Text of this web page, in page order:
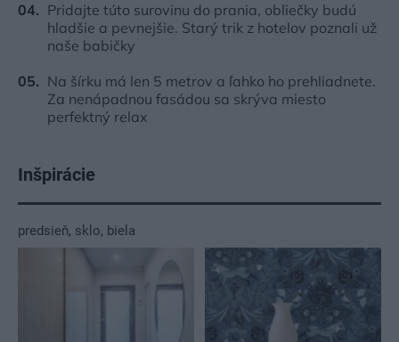
Pridajte túto surovinu do prania, obliečky budú
hladšie a pevnejšie. Starý trik z hotelov poznali už
naše babičky
Na šírku má len 5 metrov a ľahko ho prehliadnete.
Za nenápadnou fasádou sa skrýva miesto
perfektný relax
Inšpirácie
predsieň, sklo, biela